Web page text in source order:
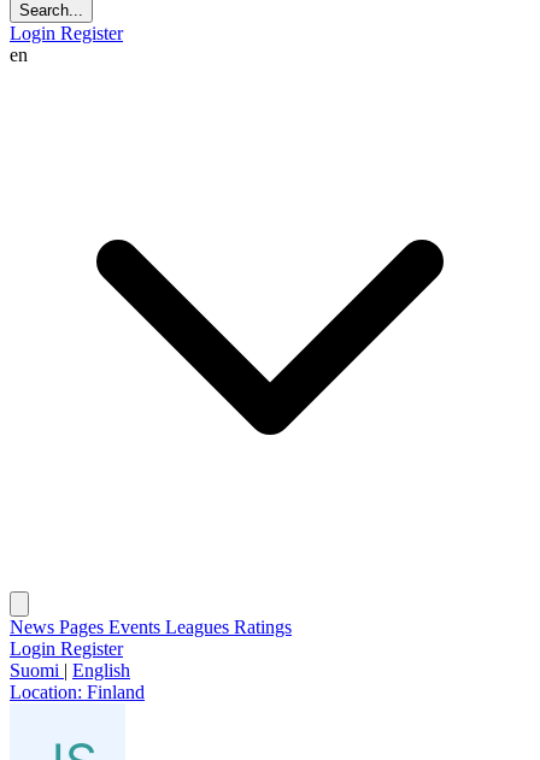
Search...
Login Register
en
News Pages Events Leagues Ratings
Login Register
Suomi | English
Location: Finland